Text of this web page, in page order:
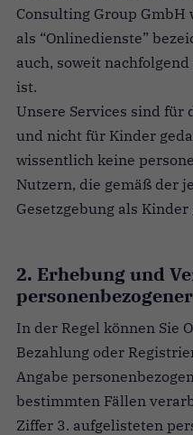
Consulting Group GmbH
als “Onlinedienste”
auch, soweit
ist.
Unsere Services sind für
und nicht für Kinder
wissentlich keine
Nutzern, die gemäß der
Gesetzgebung als Kinder
2. Erhebung und
In der Regel können Sie
Bezahlung oder
Angabe
bestimmten Fällen
Ziffer 3. aufgelisteten